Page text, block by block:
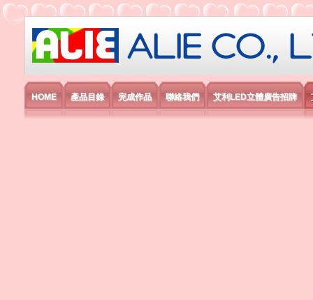
艾利國際電子有限公司
HOME 產品目錄 完成作品 聯絡我們 艾利LED立體廣告招牌